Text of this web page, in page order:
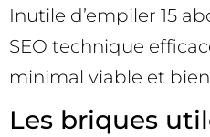
Inutile d’empiler 15
SEO technique
minimal viable et
Les briques